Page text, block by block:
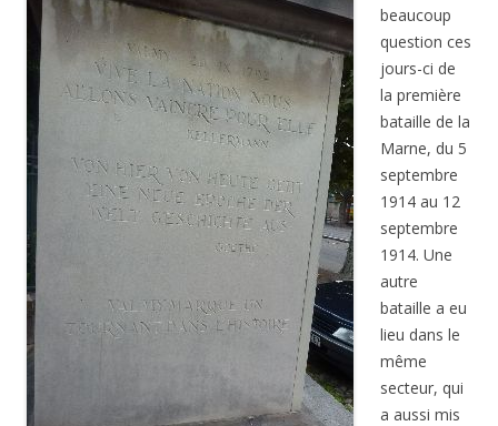
beaucoup
question ces
jours-ci de
la première
bataille de la
Marne, du 5
septembre
1914 au 12
septembre
1914. Une
autre
bataille a eu
lieu dans le
même
secteur, qui
a aussi mis